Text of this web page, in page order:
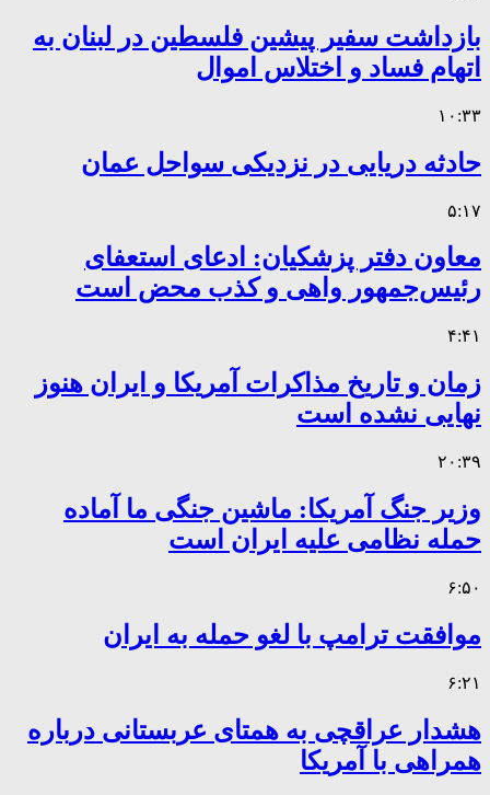
بازداشت سفیر پیشین فلسطین در لبنان به
اتهام فساد و اختلاس اموال
۱۰:۳۳
حادثه دریایی در نزدیکی سواحل عمان
۵:۱۷
معاون دفتر پزشکیان: ادعای استعفای
رئیس‌جمهور واهی و کذب محض است
۴:۴۱
زمان و تاریخ مذاکرات آمریکا و ایران هنوز
نهایی نشده است
۲۰:۳۹
وزیر جنگ آمریکا: ماشین جنگی ما آماده
حمله نظامی علیه ایران است
۶:۵۰
موافقت ترامپ با لغو حمله به ایران
۶:۲۱
هشدار عراقچی به همتای عربستانی درباره
همراهی با آمریکا